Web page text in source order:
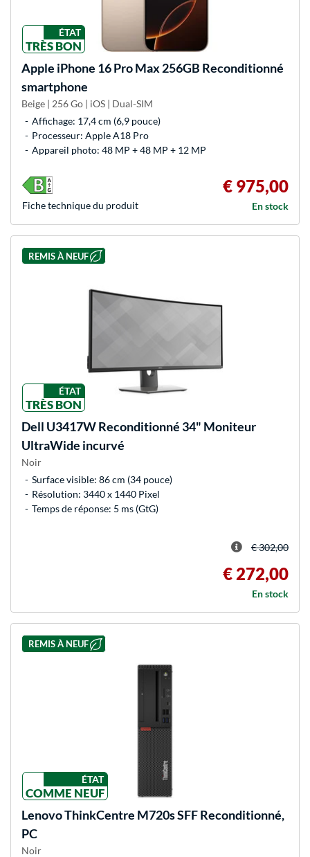
ÉTAT
TRÈS BON
Apple iPhone 16 Pro Max 256GB Reconditionné
smartphone
Beige | 256 Go | iOS | Dual-SIM
Affichage: 17,4 cm (6,9 pouce)
Processeur: Apple A18 Pro
Appareil photo: 48 MP + 48 MP + 12 MP
€ 975,00
En stock
Fiche technique du produit
REMIS À NEUF
ÉTAT
TRÈS BON
Dell U3417W Reconditionné 34" Moniteur
UltraWide incurvé
Noir
Surface visible: 86 cm (34 pouce)
Résolution: 3440 x 1440 Pixel
Temps de réponse: 5 ms (GtG)
€ 302,00
€ 272,00
En stock
REMIS À NEUF
ÉTAT
COMME NEUF
LenovoThinkCentre M720s SFF Reconditionné,
PC
Noir